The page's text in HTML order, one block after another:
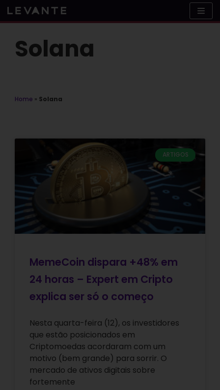
Skip
to
Solana
Home » Solana
ARTIGOS
MemeCoin dispara +48% em
24 horas – Expert em Cripto
explica ser só o começo
Nesta quarta-feira (12), os investidores
que estão posicionados em
Criptomoedas acordaram com um
motivo (bem grande) para sorrir. O
mercado de ativos digitais sobre
fortemente